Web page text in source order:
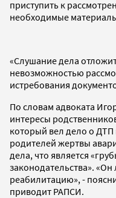
приступить к
необходимые
«Слушание дела
невозможностью
истребования
По словам адвоката
интересы
который вел дело о
родителей жертвы
дела, что является
законодательства».
реабилитацию», -
приводит РАПСИ.